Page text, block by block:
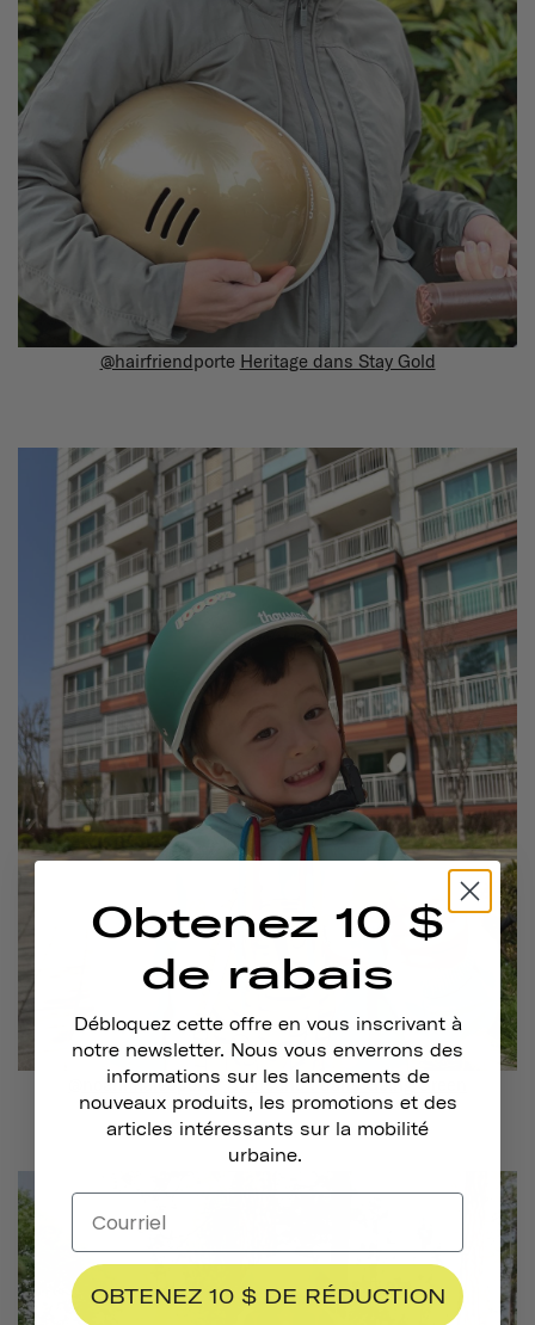
@hairfriendporte Heritage dans Stay Gold
@noahmialeoporte Thousand . dans Going Green
Obtenez 10 $
de rabais
Débloquez cette offre en vous inscrivant à
notre newsletter. Nous vous enverrons des
informations sur les lancements de
nouveaux produits, les promotions et des
articles intéressants sur la mobilité
urbaine.
OBTENEZ 10 $ DE RÉDUCTION